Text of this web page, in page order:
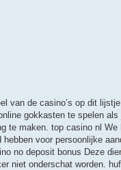
van de casino’s op dit
gokkasten te spelen
te maken. top casino nl
voor persoonlijke
no deposit bonus Deze
niet onderschat worden.